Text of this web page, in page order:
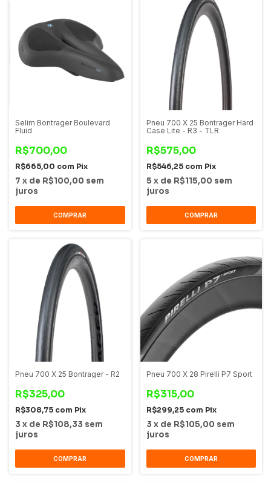
Selim Bontrager Boulevard
Fluid
R$700,00
R$665,00 com Pix
7 x de R$100,00 sem
juros
COMPRAR
Pneu 700 X 25 Bontrager Hard
Case Lite - R3 - TLR
R$575,00
R$546,25 com Pix
5 x de R$115,00 sem
juros
COMPRAR
Pneu 700 X 25 Bontrager - R2
R$325,00
R$308,75 com Pix
3 x de R$108,33 sem
juros
COMPRAR
Pneu 700 X 28 Pirelli P7 Sport
R$315,00
R$299,25 com Pix
3 x de R$105,00 sem
juros
COMPRAR